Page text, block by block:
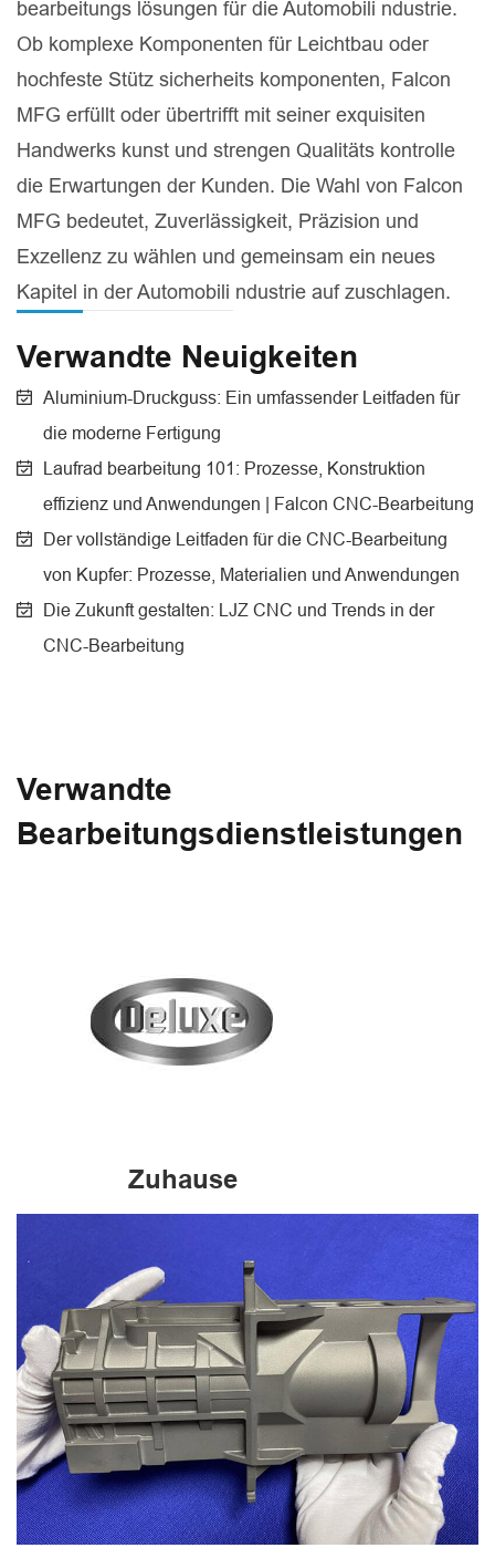
bearbeitungs lösungen für die Automobili ndustrie.
Ob komplexe Komponenten für Leichtbau oder
hochfeste Stütz sicherheits komponenten, Falcon
MFG erfüllt oder übertrifft mit seiner exquisiten
Handwerks kunst und strengen Qualitäts kontrolle
die Erwartungen der Kunden. Die Wahl von Falcon
MFG bedeutet, Zuverlässigkeit, Präzision und
Exzellenz zu wählen und gemeinsam ein neues
Kapitel in der Automobili ndustrie auf zuschlagen.
Verwandte Neuigkeiten
Aluminium-Druckguss: Ein umfassender Leitfaden für
die moderne Fertigung
Laufrad bearbeitung 101: Prozesse, Konstruktion
effizienz und Anwendungen | Falcon CNC-Bearbeitung
Der vollständige Leitfaden für die CNC-Bearbeitung
von Kupfer: Prozesse, Materialien und Anwendungen
Die Zukunft gestalten: LJZ CNC und Trends in der
CNC-Bearbeitung
Verwandte
Bearbeitungsdienstleistungen
Zuhause